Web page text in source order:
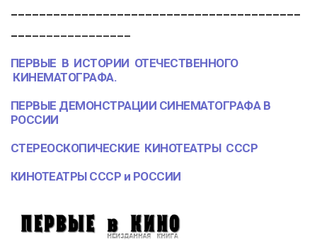
_________________________________________
___
ПЕРВЫЕ В ИСТОРИИ ОТЕЧЕСТВЕННОГО
КИНЕМАТОГРАФА.
ПЕРВЫЕ ДЕМОНСТРАЦИИ СИНЕМАТОГРАФА В
РОССИИ
СТЕРЕОСКОПИЧЕСКИЕ КИНОТЕАТРЫ СССР
КИНОТЕАТРЫ СССР и РОССИИ